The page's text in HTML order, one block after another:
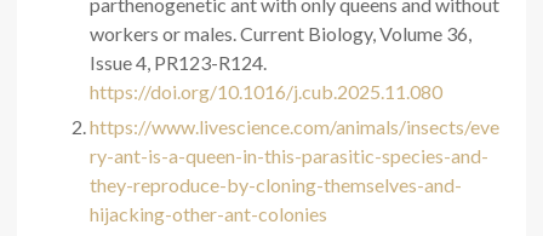
workers or males. Current Biology, Volume 36,
Issue 4, PR123-R124.
https://doi.org/10.1016/j.cub.2025.11.080
https://www.livescience.com/animals/insects/eve
ry-ant-is-a-queen-in-this-parasitic-species-and-
they-reproduce-by-cloning-themselves-and-
hijacking-other-ant-colonies